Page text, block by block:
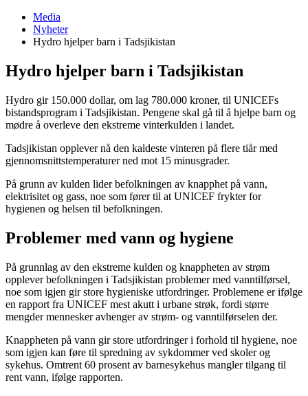
Media
Nyheter
Hydro hjelper barn i Tadsjikistan
Hydro hjelper barn i Tadsjikistan
Hydro gir 150.000 dollar, om lag 780.000 kroner, til UNICEFs
bistandsprogram i Tadsjikistan. Pengene skal gå til å hjelpe barn og
mødre å overleve den ekstreme vinterkulden i landet.
Tadsjikistan opplever nå den kaldeste vinteren på flere tiår med
gjennomsnittstemperaturer ned mot 15 minusgrader.
På grunn av kulden lider befolkningen av knapphet på vann,
elektrisitet og gass, noe som fører til at UNICEF frykter for
hygienen og helsen til befolkningen.
Problemer med vann og hygiene
På grunnlag av den ekstreme kulden og knappheten av strøm
opplever befolkningen i Tadsjikistan problemer med vanntilførsel,
noe som igjen gir store hygieniske utfordringer. Problemene er ifølge
en rapport fra UNICEF mest akutt i urbane strøk, fordi større
mengder mennesker avhenger av strøm- og vanntilførselen der.
Knappheten på vann gir store utfordringer i forhold til hygiene, noe
som igjen kan føre til spredning av sykdommer ved skoler og
sykehus. Omtrent 60 prosent av barnesykehus mangler tilgang til
rent vann, ifølge rapporten.